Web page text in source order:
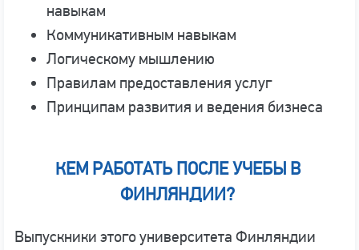
навыкам
Коммуникативным навыкам
Логическому мышлению
Правилам предоставления услуг
Принципам развития и ведения бизнеса
КЕМ РАБОТАТЬ ПОСЛЕ УЧЕБЫ В
ФИНЛЯНДИИ?
Выпускники этого университета Финляндии